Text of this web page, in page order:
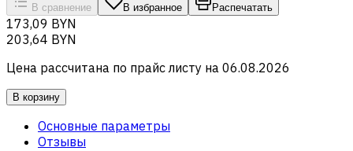
В сравнение В избранное Распечатать
173,09 BYN
203,64 BYN
Цена рассчитана по прайс листу на 06.08.2026
В корзину
Основные параметры
Отзывы